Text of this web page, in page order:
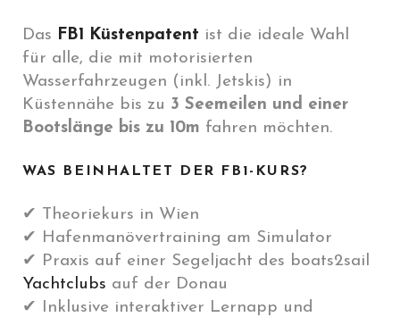
Das FB1 Küstenpatent ist die ideale Wahl
für alle, die mit motorisierten
Wasserfahrzeugen (inkl. Jetskis) in
Küstennähe bis zu 3 Seemeilen und einer
Bootslänge bis zu 10m fahren möchten.
WAS BEINHALTET DER FB1-KURS?
✔ Theoriekurs in Wien
✔ Hafenmanövertraining am Simulator
✔ Praxis auf einer Segeljacht des boats2sail
Yachtclubs auf der Donau
✔ Inklusive interaktiver Lernapp und